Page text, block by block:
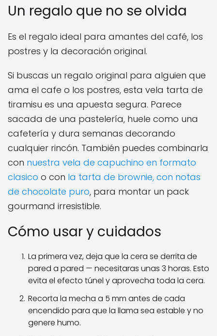
Un regalo que no se olvida
Es el regalo ideal para amantes del café, los
postres y la decoración original.
Si buscas un regalo original para alguien que
ama el cafe o los postres, esta vela tarta de
tiramisu es una apuesta segura. Parece
sacada de una pastelería, huele como una
cafetería y dura semanas decorando
cualquier rincón. También puedes combinarla
con nuestra vela de capuchino en formato
clasico o con la tarta de brownie, con notas
de chocolate puro, para montar un pack
gourmand irresistible.
Cómo usar y cuidados
La primera vez, deja que la cera se derrita de
pared a pared — necesitaras unas 3 horas. Esto
evita el efecto túnel y aprovecha toda la cera.
Recorta la mecha a 5 mm antes de cada
encendido para que la llama sea estable y no
genere humo.